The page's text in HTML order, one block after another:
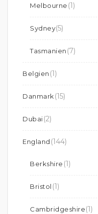
Melbourne (1)
Sydney(5)
Tasmanien (7)
Belgien (1)
Danmark (15)
Dubai(2)
England (144)
Berkshire (1)
Bristol (1)
Cambridgeshire(1)